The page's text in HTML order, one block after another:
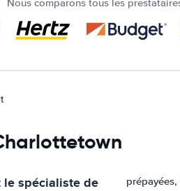
Nous comparons tous les
le spécialiste de